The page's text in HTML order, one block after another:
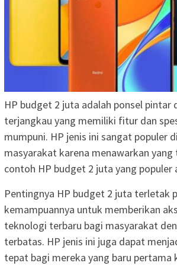
HP budget 2 juta adalah ponsel pintar
terjangkau yang memiliki fitur dan
mumpuni. HP jenis ini sangat populer
masyarakat karena menawarkan yang
contoh HP budget 2 juta yang populer
Pentingnya HP budget 2 juta terletak
kemampuannya untuk memberikan
teknologi terbaru bagi masyarakat
terbatas. HP jenis ini juga dapat
tepat bagi mereka yang baru pertama